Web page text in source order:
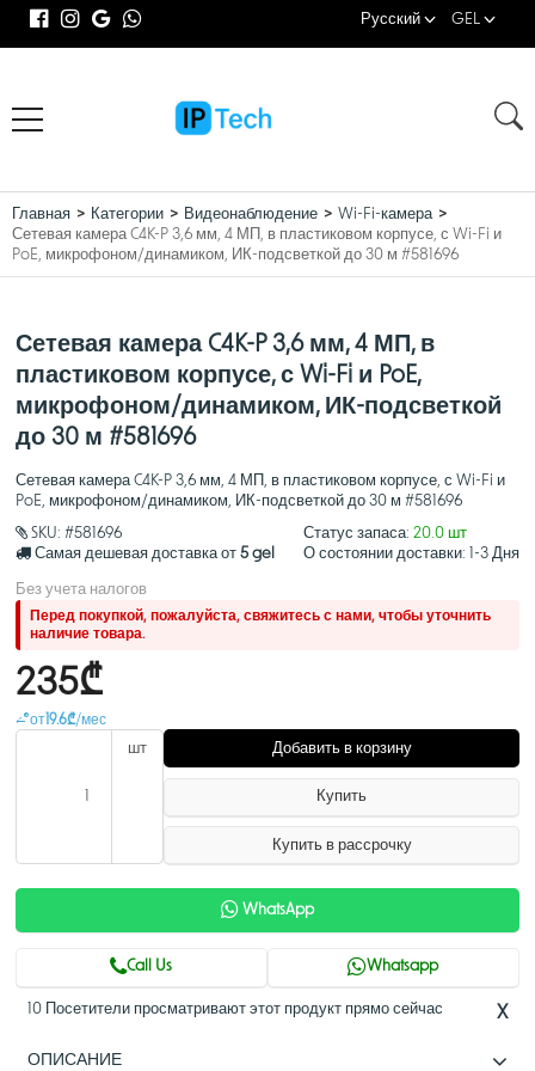
Русский GEL
Главная Категории Видеонаблюдение
Wi-Fi-камера
Сетевая камера C4K-P 3,6 мм, 4 МП, в пластиковом корпусе, с Wi-Fi и
PoE, микрофоном/динамиком, ИК-подсветкой до 30 м #581696
Сетевая камера C4K-P 3,6 мм, 4 МП, в
пластиковом корпусе, с Wi-Fi и PoE,
микрофоном/динамиком, ИК-подсветкой
до 30 м #581696
Сетевая камера C4K-P 3,6 мм, 4 МП, в пластиковом корпусе, с Wi-Fi и
PoE, микрофоном/динамиком, ИК-подсветкой до 30 м #581696
SKU: #581696
Самая дешевая доставка от 5 gel
Статус запаса: 20.0 шт
О состоянии доставки:
1-3 Дня
Без учета налогов
Перед покупкой, пожалуйста, свяжитесь с нами, чтобы уточнить
наличие товара.
235₾
от 19.6₾/мес
шт Добавить в корзину
Купить
Купить в рассрочку
WhatsApp
Call Us Whatsapp
X
10 Посетители просматривают этот продукт прямо сейчас
ОПИСАНИЕ